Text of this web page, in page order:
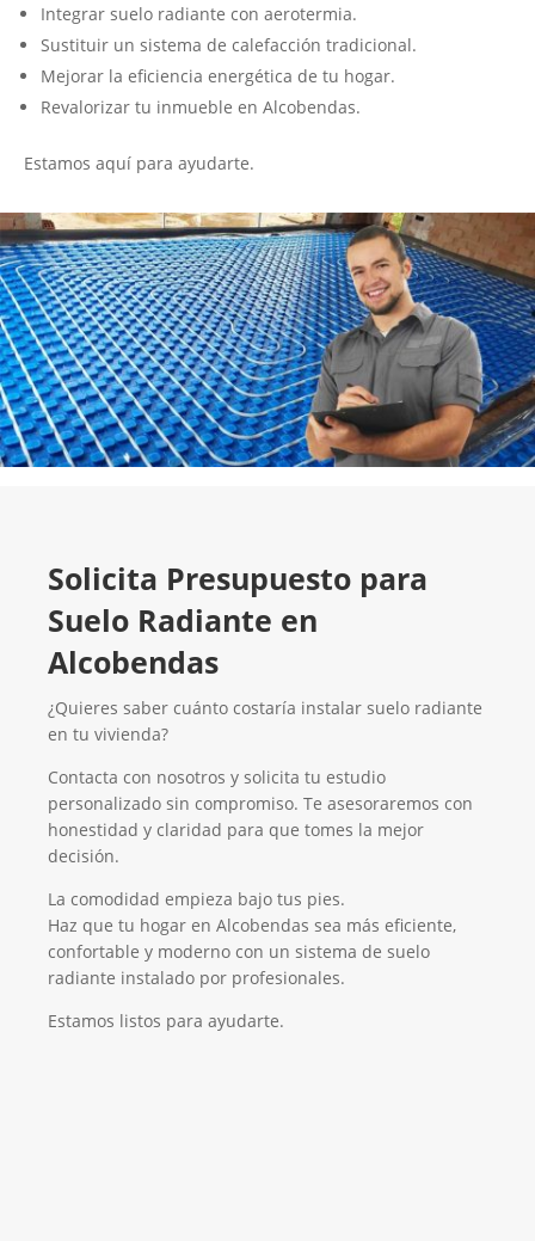
Integrar suelo radiante con aerotermia.
Sustituir un sistema de calefacción tradicional.
Mejorar la eficiencia energética de tu hogar.
Revalorizar tu inmueble en Alcobendas​.
Estamos aquí para ayudarte.
Solicita Presupuesto para
Suelo Radiante en
Alcobendas
¿Quieres saber cuánto costaría instalar suelo radiante
en tu vivienda?
Contacta con nosotros y solicita tu estudio
personalizado sin compromiso. Te asesoraremos con
honestidad y claridad para que tomes la mejor
decisión.
La comodidad empieza bajo tus pies.
Haz que tu hogar en Alcobendas sea más eficiente,
confortable y moderno con un sistema de suelo
radiante instalado por profesionales.
Estamos listos para ayudarte.